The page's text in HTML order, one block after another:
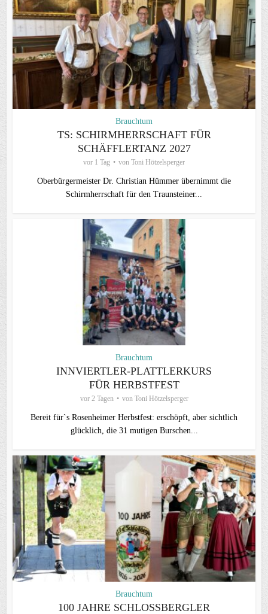
Brauchtum
TS: SCHIRMHERRSCHAFT FÜR
SCHÄFFLERTANZ 2027
vor 1 Tag von Toni Hötzelsperger
Oberbürgermeister Dr. Christian Hümmer übernimmt die
Schirmherrschaft für den Traunsteiner...
Brauchtum
INNVIERTLER-PLATTLERKURS
FÜR HERBSTFEST
vor 2 Tagen von Toni Hötzelsperger
Bereit für`s Rosenheimer Herbstfest: erschöpft, aber sichtlich
glücklich, die 31 mutigen Burschen...
Brauchtum
100 JAHRE SCHLOSSBERGLER D